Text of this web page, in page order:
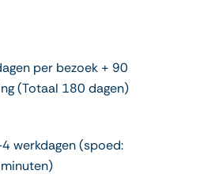
per bezoek + 90
(Totaal 180 dagen)
werkdagen (spoed: